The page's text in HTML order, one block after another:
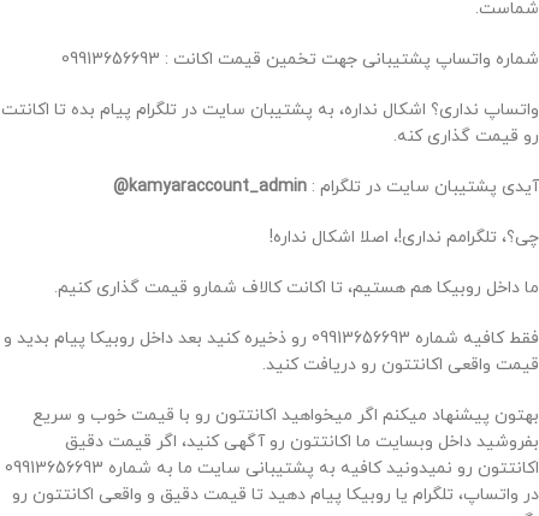
شماست.
شماره واتساپ پشتیبانی جهت تخمین قیمت اکانت : 09913656693
واتساپ نداری؟ اشکال نداره، به پشتیبان سایت در تلگرام پیام بده تا اکانتت
رو قیمت گذاری کنه.
آیدی پشتیبان سایت در تلگرام : kamyaraccount_admin@
چی؟، تلگرامم نداری!، اصلا اشکال نداره!
ما داخل روبیکا هم هستیم، تا اکانت کالاف شمارو قیمت گذاری کنیم.
فقط کافیه شماره 09913656693 رو ذخیره کنید بعد داخل روبیکا پیام بدید و
قیمت واقعی اکانتتون رو دریافت کنید.
بهتون پیشنهاد میکنم اگر میخواهید اکانتتون رو با قیمت خوب و سریع
بفروشید داخل وبسایت ما اکانتتون رو آگهی کنید، اگر قیمت دقیق
اکانتتون رو نمیدونید کافیه به پشتیبانی سایت ما به شماره 09913656693
در واتساپ، تلگرام یا روبیکا پیام دهید تا قیمت دقیق و واقعی اکانتتون رو